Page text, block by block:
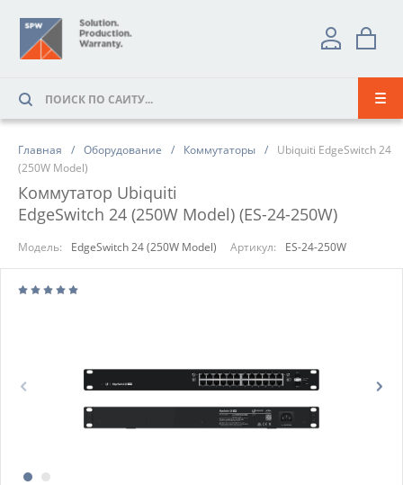
Главная Оборудование Коммутаторы
Ubiquiti EdgeSwitch 24
(250W Model)
Коммутатор Ubiquiti
EdgeSwitch 24 (250W Model) (ES-24-250W)
Модель: EdgeSwitch 24 (250W Model) Артикул: ES-24-250W
Prev
Next